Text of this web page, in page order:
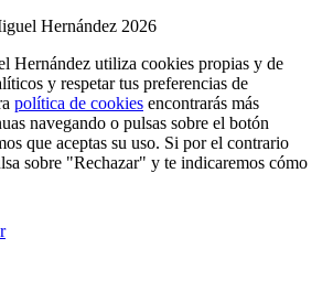
Hernández 2026
Hernández utiliza cookies propias y de
y respetar tus preferencias de
política de cookies encontrarás más
navegando o pulsas sobre el botón
que aceptas su uso. Si por el contrario
sobre "Rechazar" y te indicaremos cómo